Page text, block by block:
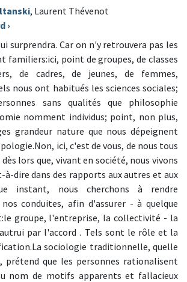
, Laurent Thévenot
›
surprendra. Car on n'y retrouvera pas les
familiers:ici, point de groupes, de classes
de cadres, de jeunes, de femmes,
nous ont habitués les sciences sociales;
sans qualités que philosophie
nomment individus; point, non plus,
grandeur nature que nous dépeignent
ici, c'est de vous, de nous tous
lors que, vivant en société, nous vivons
dire dans des rapports aux autres et aux
instant, nous cherchons à rendre
conduites, afin d'assurer - à quelque
groupe, l'entreprise, la collectivité - la
par l'accord . Tels sont le rôle et la
sociologie traditionnelle, quelle
prétend que les personnes rationalisent
nom de motifs apparents et fallacieux